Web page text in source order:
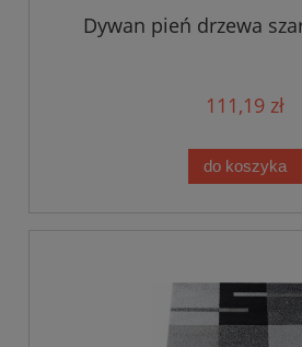
Dywan pień drzewa
111,19 zł
do koszyka